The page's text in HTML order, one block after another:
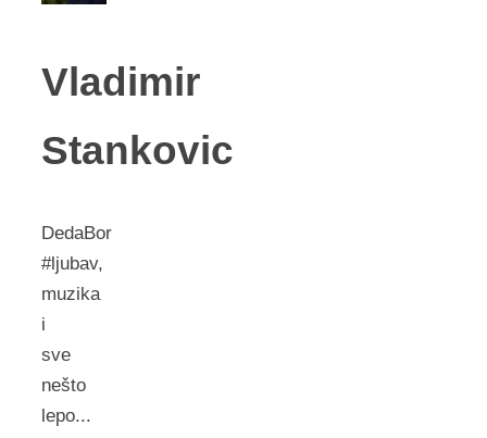
Vladimir
Stankovic
DedaBor
#ljubav,
muzika
i
sve
nešto
lepo...